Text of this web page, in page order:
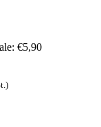
€5,90